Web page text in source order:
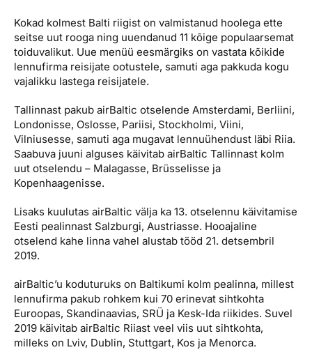
Kokad kolmest Balti riigist on valmistanud hoolega ette
seitse uut rooga ning uuendanud 11 kõige populaarsemat
toiduvalikut. Uue menüü eesmärgiks on vastata kõikide
lennufirma reisijate ootustele, samuti aga pakkuda kogu
vajalikku lastega reisijatele.
Tallinnast pakub airBaltic otselende Amsterdami, Berliini,
Londonisse, Oslosse, Pariisi, Stockholmi, Viini,
Vilniusesse, samuti aga mugavat lennuühendust läbi Riia.
Saabuva juuni alguses käivitab airBaltic Tallinnast kolm
uut otselendu – Malagasse, Brüsselisse ja
Kopenhaagenisse.
Lisaks kuulutas airBaltic välja ka 13. otselennu käivitamise
Eesti pealinnast Salzburgi, Austriasse. Hooajaline
otselend kahe linna vahel alustab tööd 21. detsembril
2019.
airBaltic’u koduturuks on Baltikumi kolm pealinna, millest
lennufirma pakub rohkem kui 70 erinevat sihtkohta
Euroopas, Skandinaavias, SRÜ ja Kesk-Ida riikides. Suvel
2019 käivitab airBaltic Riiast veel viis uut sihtkohta,
milleks on Lviv, Dublin, Stuttgart, Kos ja Menorca.